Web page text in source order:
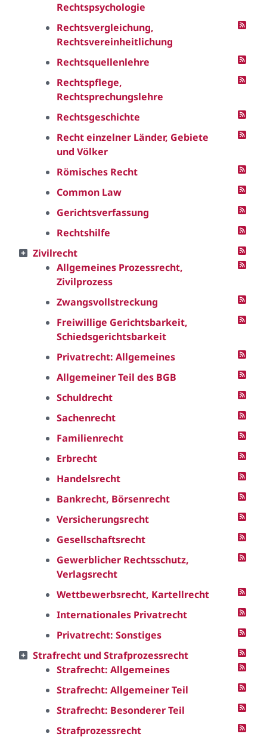
Rechtspsychologie
Rechtsvergleichung,
Rechtsvereinheitlichung
Rechtsquellenlehre
Rechtspflege,
Rechtsprechungslehre
Rechtsgeschichte
Recht einzelner Länder, Gebiete
und Völker
Römisches Recht
Common Law
Gerichtsverfassung
Rechtshilfe
Zivilrecht
Allgemeines Prozessrecht,
Zivilprozess
Zwangsvollstreckung
Freiwillige Gerichtsbarkeit,
Schiedsgerichtsbarkeit
Privatrecht: Allgemeines
Allgemeiner Teil des BGB
Schuldrecht
Sachenrecht
Familienrecht
Erbrecht
Handelsrecht
Bankrecht, Börsenrecht
Versicherungsrecht
Gesellschaftsrecht
Gewerblicher Rechtsschutz,
Verlagsrecht
Wettbewerbsrecht, Kartellrecht
Internationales Privatrecht
Privatrecht: Sonstiges
Strafrecht und Strafprozessrecht
Strafrecht: Allgemeines
Strafrecht: Allgemeiner Teil
Strafrecht: Besonderer Teil
Strafprozessrecht